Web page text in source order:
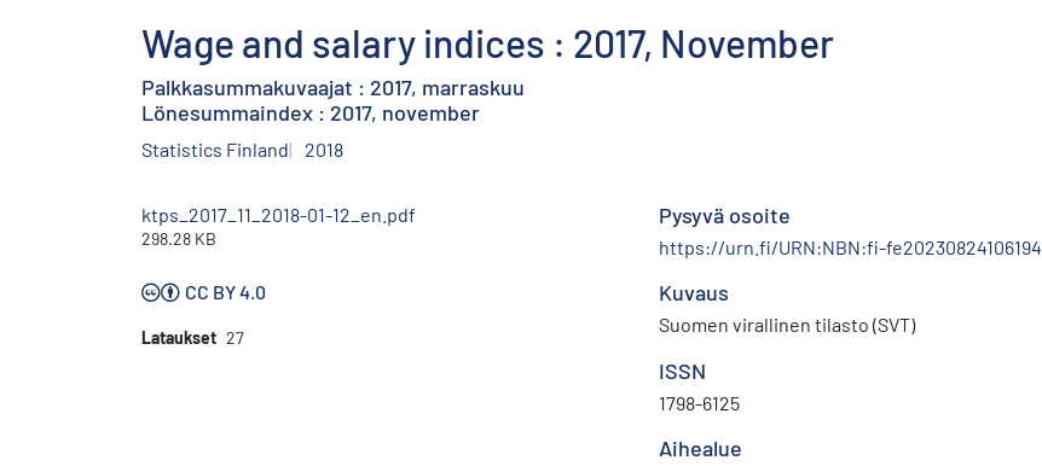
Wage and salary indices : 2017, November
Palkkasummakuvaajat : 2017, marraskuu
Lönesummaindex : 2017, november
Statistics Finland 2018
ktps_2017_11_2018-01-12_en.pdf
298.28 KB
CC BY 4.0
Lataukset 27
Pysyvä osoite
https://urn.fi/URN:NBN:fi-fe20230824106194
Kuvaus
Suomen virallinen tilasto (SVT)
ISSN
1798-6125
Aihealue